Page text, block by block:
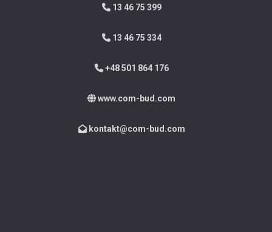
13 46 75 399
13 46 75 334
+48 501 864 176
www.com-bud.com
kontakt@com-bud.com